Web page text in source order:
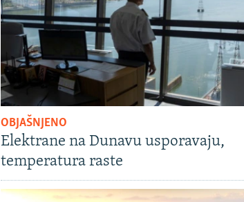
OBJAŠNJENO
Elektrane na Dunavu usporavaju,
temperatura raste